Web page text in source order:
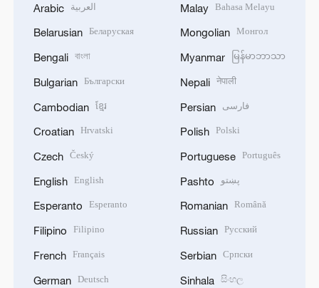
Arabic العربية
Belarusian Беларуская
Bengali বাংলা
Bulgarian Български
Cambodian ខ្មែរ
Croatian Hrvatski
Czech Český
English English
Esperanto Esperanto
Filipino Filipino
French Français
German Deutsch
Malay Bahasa Melayu
Mongolian Монгол
Myanmar မြန်မာဘာသာ
Nepali नेपाली
Persian فارسی
Polish Polski
Portuguese Português
Pashto پښتو
Romanian Română
Russian Русский
Serbian Српски
Sinhala සිංහල